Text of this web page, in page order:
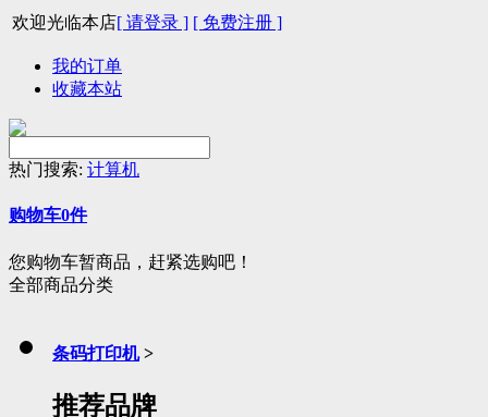
欢迎光临本店[ 请登录 ] [ 免费注册 ]
我的订单
收藏本站
热门搜索: 计算机
购物车0件
您购物车暂商品，赶紧选购吧！
全部商品分类
条码打印机 >
推荐品牌